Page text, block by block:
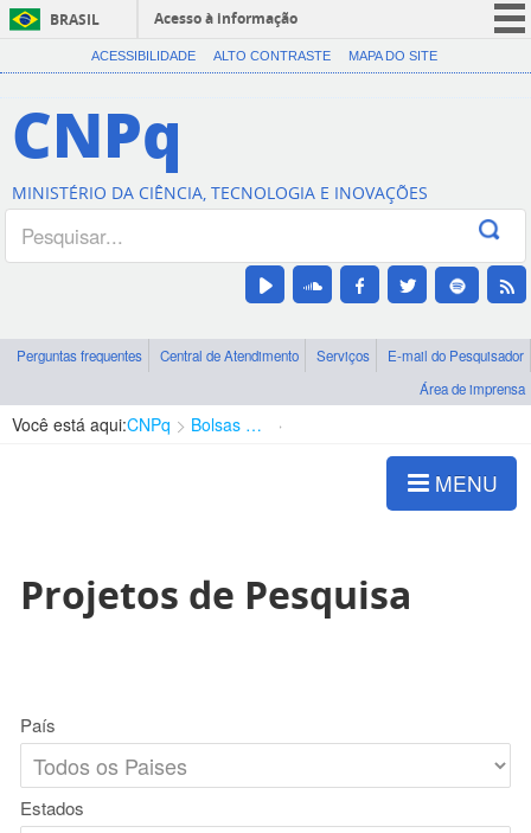
BRASIL
Acesso à informação
CORONAVÍRUS (COVID-19)
Canais
ACESSIBILIDADE ALTO CONTRASTE MAPA DO SITE
CNPq
MINISTÉRIO DA CIÊNCIA, TECNOLOGIA E INOVAÇÕES
Perguntas frequentes Central de Atendimento Serviços
E-mail do Pesquisador
Área de imprensa
Você está aqui:CNPq Bolsas e Auxílios Vigentes
MENU
Projetos de Pesquisa
País
Estados